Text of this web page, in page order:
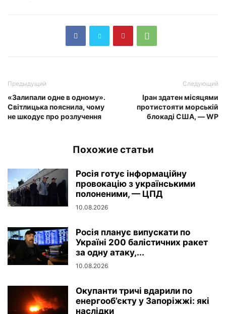
Предыдущий
«Залипали одне в одному».
Світлицька пояснила, чому
не шкодує про розлучення
Следующий
Іран здатен місяцями
протистояти морській
блокаді США, — WP
Похожие статьи
Росія готує інформаційну
провокацію з українськими
полоненими, — ЦПД
10.08.2026
Росія планує випускати по
Україні 200 балістичних ракет
за одну атаку,...
10.08.2026
Окупанти тричі вдарили по
енергооб’єкту у Запоріжжі: які
наслідки